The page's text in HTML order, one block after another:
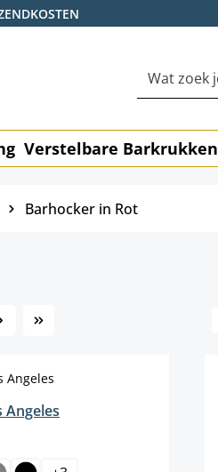
Verstelbare Barkrukken
Barhocker in Rot
Angeles